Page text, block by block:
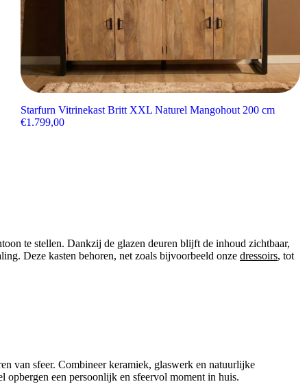
Starfurn Vitrinekast Britt XXL Naturel Mangohout 200 cm
€1.799,00
te stellen. Dankzij de glazen deuren blijft de inhoud zichtbaar,
Deze kasten behoren, net zoals bijvoorbeeld onze dressoirs, tot
van sfeer. Combineer keramiek, glaswerk en natuurlijke
opbergen een persoonlijk en sfeervol moment in huis.